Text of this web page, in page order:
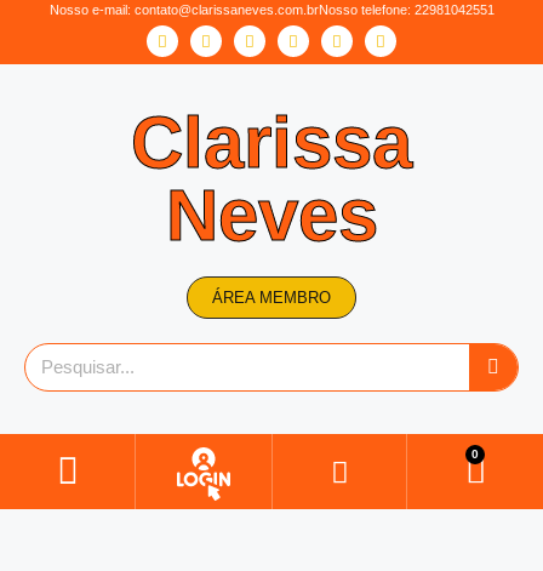
Nosso e-mail: contato@clarissaneves.com.brNosso telefone: 22981042551
Clarissa
Neves
ÁREA MEMBRO
0